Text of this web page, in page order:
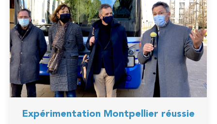
Expérimentation Montpellier réussie